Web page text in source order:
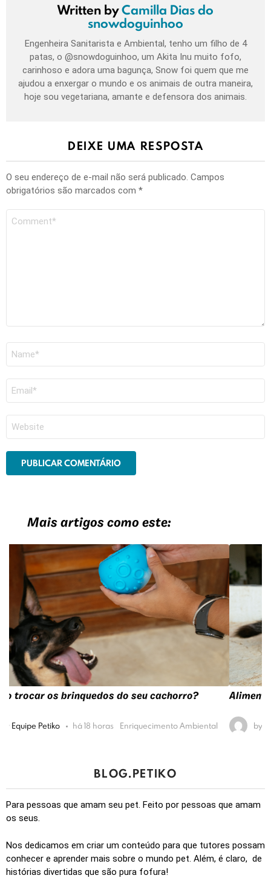
Written byCamilla Dias do
snowdoguinhoo
Engenheira Sanitarista e Ambiental, tenho um filho de 4
patas, o @snowdoguinhoo, um Akita Inu muito fofo,
carinhoso e adora uma bagunça, Snow foi quem que me
ajudou a enxergar o mundo e os animais de outra maneira,
hoje sou vegetariana, amante e defensora dos animais.
DEIXE UMA RESPOSTA
O seu endereço de e-mail não será publicado. Campos
obrigatórios são marcados com *
mail
*
Mais artigos como este:
Alimento úmido para gatos: quais as vantagens?
byEquipe Petiko há 15 dias Alimentação
BLOG.PETIKO
Para pessoas que amam seu pet. Feito por pessoas que amam
os seus.
Nos dedicamos em criar um conteúdo para que tutores possam
conhecer e aprender mais sobre o mundo pet. Além, é claro, de
histórias divertidas que são pura fofura!